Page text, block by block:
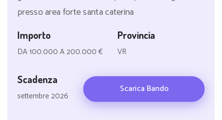
presso area forte santa caterina
Importo
DA 100.000 A 200.000 €
Provincia
VR
Scadenza
settembre 2026
Scarica Bando